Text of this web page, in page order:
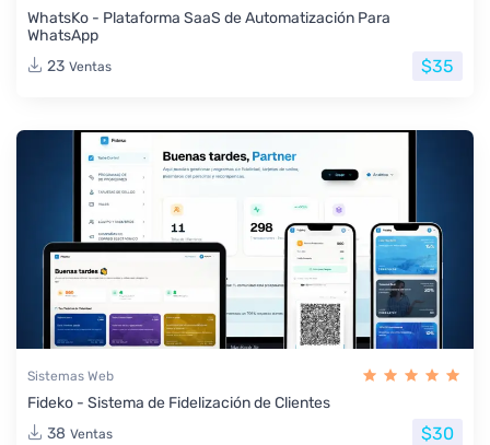
WhatsKo - Plataforma SaaS de Automatización Para
WhatsApp
23 Ventas $35
Sistemas Web
Fideko - Sistema de Fidelización de Clientes
38 Ventas $30